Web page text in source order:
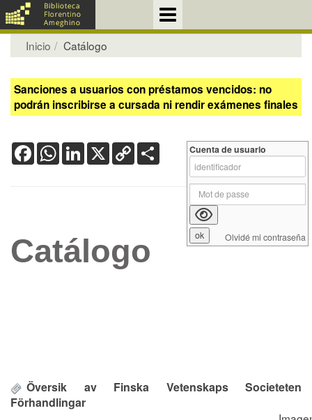
Inicio Catálogo
Sanciones a usuarios con préstamos vencidos: no
podrán inscribirse a cursada ni rendir exámenes finales
FacebookWhatsApp
LinkedIn
X Copy
Link
Catálogo
Översik av Finska Vetenskaps Societeten
Förhandlingar
Cuenta de usuario
Olvidé mi contraseña